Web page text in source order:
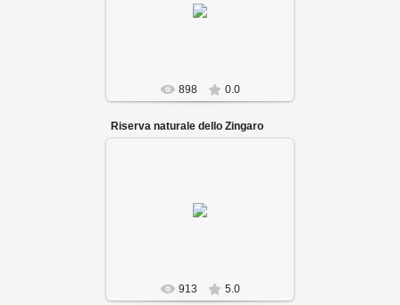
898 0.0
Riserva naturale dello Zingaro
913 5.0